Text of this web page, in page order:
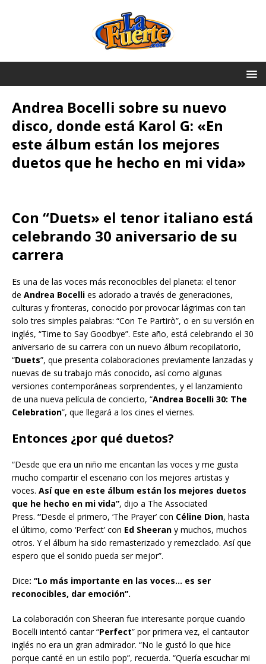
Andrea Bocelli sobre su nuevo
disco, donde está Karol G: «En
este álbum están los mejores
duetos que he hecho en mi vida»
Con “Duets» el tenor italiano está
celebrando 30 aniversario de su
carrera
Es una de las voces más reconocibles del planeta: el tenor
de Andrea Bocelli es adorado a través de generaciones,
culturas y fronteras, conocido por provocar lágrimas con tan
solo tres simples palabras: “Con Te Partirò”, o en su versión en
inglés, “Time to Say Goodbye”. Este año, está celebrando el 30
aniversario de su carrera con un nuevo álbum recopilatorio,
“Duets”, que presenta colaboraciones previamente lanzadas y
nuevas de su trabajo más conocido, así como algunas
versiones contemporáneas sorprendentes, y el lanzamiento
de una nueva película de concierto, “Andrea Bocelli 30: The
Celebration”, que llegará a los cines el viernes.
Entonces ¿por qué duetos?
“Desde que era un niño me encantan las voces y me gusta
mucho compartir el escenario con los mejores artistas y
voces. Así que en este álbum están los mejores duetos
que he hecho en mi vida”, dijo a The Associated
Press. “Desde el primero, ‘The Prayer’ con Céline Dion, hasta
el último, como ‘Perfect’ con Ed Sheeran y muchos, muchos
otros. Y el álbum ha sido remasterizado y remezclado. Así que
espero que el sonido pueda ser mejor”.
Dice: “Lo más importante en las voces… es ser
reconocibles, dar emoción”.
La colaboración con Sheeran fue interesante porque cuando
Bocelli intentó cantar “Perfect” por primera vez, el cantautor
inglés no era un gran admirador. “No le gustó lo que hice
porque canté en un estilo pop”, recuerda. “Quería escuchar mi